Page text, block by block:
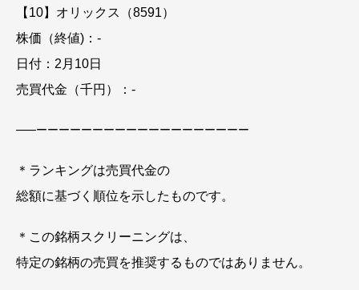
【10】オリックス（8591）
株価（終値)：-
日付：2月10日
売買代金（千円）：-
—–ーーーーーーーーーーーーーーーーーーー
＊ランキングは売買代金の
総額に基づく順位を示したものです。
＊この銘柄スクリーニングは、
特定の銘柄の売買を推奨するものではありません。